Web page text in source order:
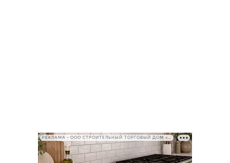
РЕКЛАМА • ООО СТРОИТЕЛЬНЫЙ ТОРГОВЫЙ ДОМ «ПЕТРОВИЧ», ИНН 7802348846